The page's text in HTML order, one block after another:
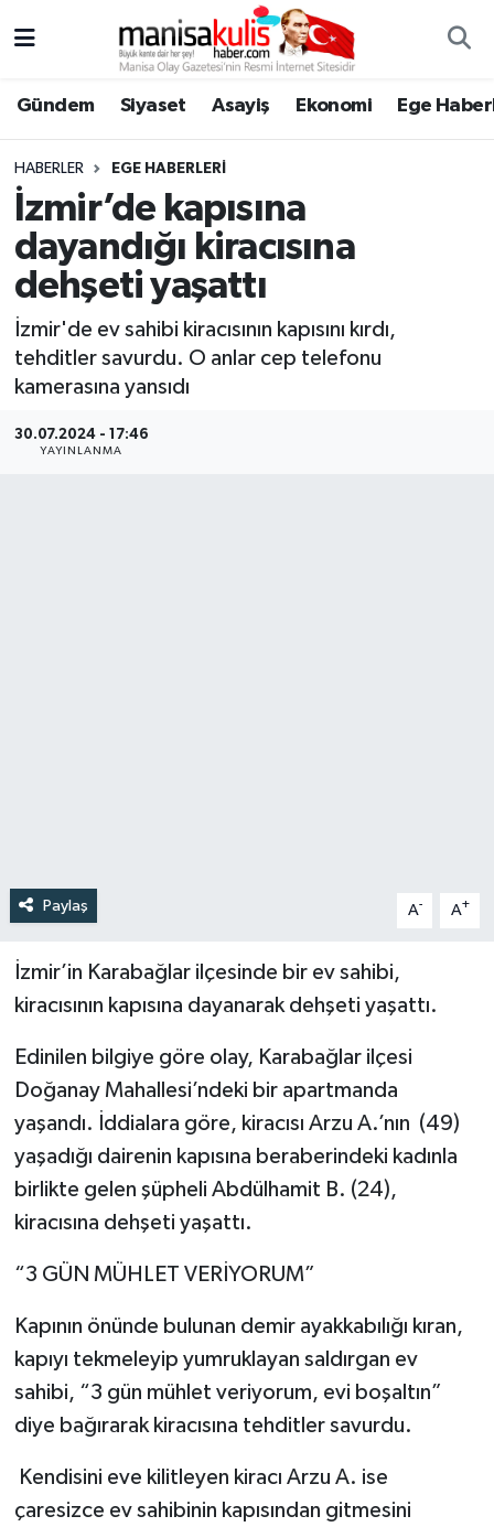
Gündem Siyaset Asayiş Ekonomi Ege
HABERLER EGE HABERLERI
İzmir’de kapısına
dayandığı kiracısına
dehşeti yaşattı
İzmir'de ev sahibi kiracısının kapısını kırdı,
tehditler savurdu. O anlar cep telefonu
kamerasına yansıdı
30.07.2024 - 17:46
YAYINLANMA
Paylaş A- A+
İzmir’in Karabağlar ilçesinde bir ev sahibi,
kiracısının kapısına dayanarak dehşeti yaşattı.
Edinilen bilgiye göre olay, Karabağlar ilçesi
Doğanay Mahallesi’ndeki bir apartmanda
yaşandı. İddialara göre, kiracısı Arzu A.’nın (49)
yaşadığı dairenin kapısına beraberindeki kadınla
birlikte gelen şüpheli Abdülhamit B. (24),
kiracısına dehşeti yaşattı.
“3 GÜN MÜHLET VERİYORUM”
Kapının önünde bulunan demir ayakkabılığı kıran,
kapıyı tekmeleyip yumruklayan saldırgan ev
sahibi, “3 gün mühlet veriyorum, evi boşaltın”
diye bağırarak kiracısına tehditler savurdu.
Kendisini eve kilitleyen kiracı Arzu A. ise
çaresizce ev sahibinin kapısından gitmesini
Ege Haberleri
Ekonomi
Genel
Gündem
Resmi İlan
Yunusemre Hava Durumu
Yunusemre Trafik Yoğunluk Haritası
Süper Lig Puan Durumu ve Fikstür
Tüm Manşetler
Son Dakika Haberleri